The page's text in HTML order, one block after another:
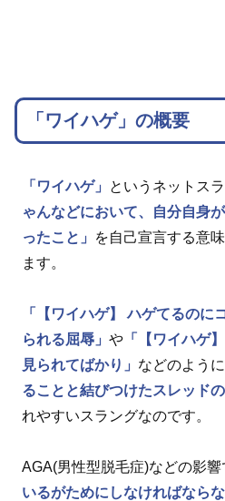
「ワイハゲ」の概要
「ワイハゲ」 というネットスラ
ゃんなどにおいて、自分自身
ったこと」
を自己宣言する意
ます。
「【ワイハゲ】 ハゲてるのに
られる屈辱」 や 「【ワイハゲ
見られてばかり」 などのように
ることと結びつけたスレッド
れやすいスラングなのです。
AGA(男性型脱毛症)などの影響
いるがためにしなければなら